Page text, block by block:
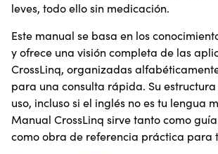
leves, todo ello sin medicación.
Este manual se basa en los
y ofrece una visión completa de las
CrossLinq, organizadas
para una consulta rápida. Su
uso, incluso si el inglés no es tu lengua
Manual CrossLinq sirve tanto como
como obra de referencia práctica para